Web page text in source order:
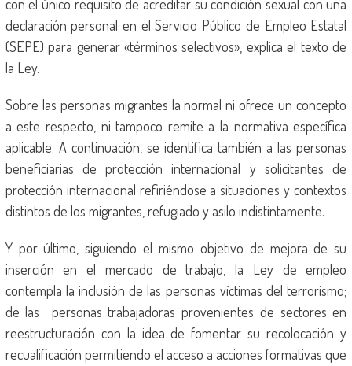
con el único requisito de acreditar su condición sexual con una
declaración personal en el Servicio Público de Empleo Estatal
(SEPE) para generar «términos selectivos», explica el texto de
la Ley.
Sobre las personas migrantes la normal ni ofrece un concepto
a este respecto, ni tampoco remite a la normativa específica
aplicable. A continuación, se identifica también a las personas
beneficiarias de protección internacional y solicitantes de
protección internacional refiriéndose a situaciones y contextos
distintos de los migrantes, refugiado y asilo indistintamente.
Y por último, siguiendo el mismo objetivo de mejora de su
inserción en el mercado de trabajo, la Ley de empleo
contempla la inclusión de las personas víctimas del terrorismo;
de las personas trabajadoras provenientes de sectores en
reestructuración con la idea de fomentar su recolocación y
recualificación permitiendo el acceso a acciones formativas que